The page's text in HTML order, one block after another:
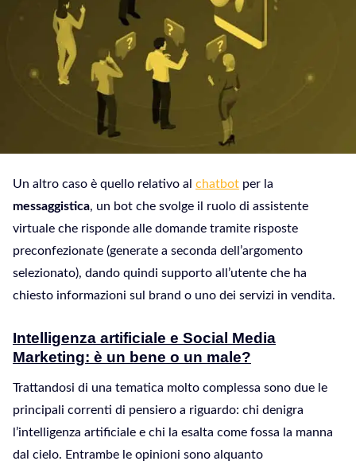
Un altro caso è quello relativo al chatbot per la
messaggistica, un bot che svolge il ruolo di assistente
virtuale che risponde alle domande tramite risposte
preconfezionate (generate a seconda dell’argomento
selezionato), dando quindi supporto all’utente che ha
chiesto informazioni sul brand o uno dei servizi in vendita.
Intelligenza artificiale e Social Media
Marketing: è un bene o un male?
Trattandosi di una tematica molto complessa sono due le
principali correnti di pensiero a riguardo: chi denigra
l’intelligenza artificiale e chi la esalta come fossa la manna
dal cielo. Entrambe le opinioni sono alquanto